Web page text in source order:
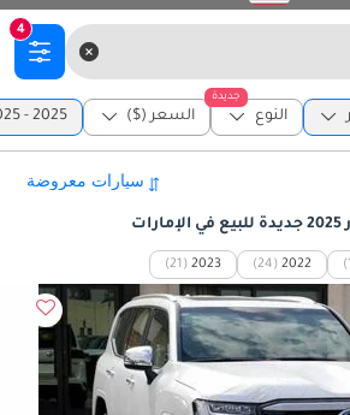
4
جديدة
النوع السعر ($) 2025 - 2025
2022
(24)
2023
(21)